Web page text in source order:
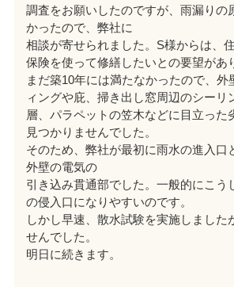
調査をお願いしたのですが、雨漏りの
かったので、弊社に
相談が寄せられました。S様からは、
保険を使って修繕したいとの要望があ
まだ築10年には満たなかったので、外
ィングや庇、掃き出し窓周辺のシーリ
層、パラペットの笠木などに目立った
見つかりませんでした。
そのため、弊社が最初に雨水の進入口
外壁の電気の
引き込み貫通部でした。一般的にこう
の侵入口になりやすいのです。
しかし早速、散水試験を実施しました
せんでした。
明日に続きます。